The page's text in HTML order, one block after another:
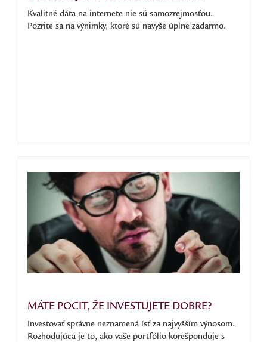
Kvalitné dáta na internete nie sú samozrejmosťou.
Pozrite sa na výnimky, ktoré sú navyše úplne zadarmo.
MÁTE POCIT, ŽE INVESTUJETE DOBRE?
Investovať správne neznamená ísť za najvyšším výnosom.
Rozhodujúca je to, ako vaše portfólio korešponduje s